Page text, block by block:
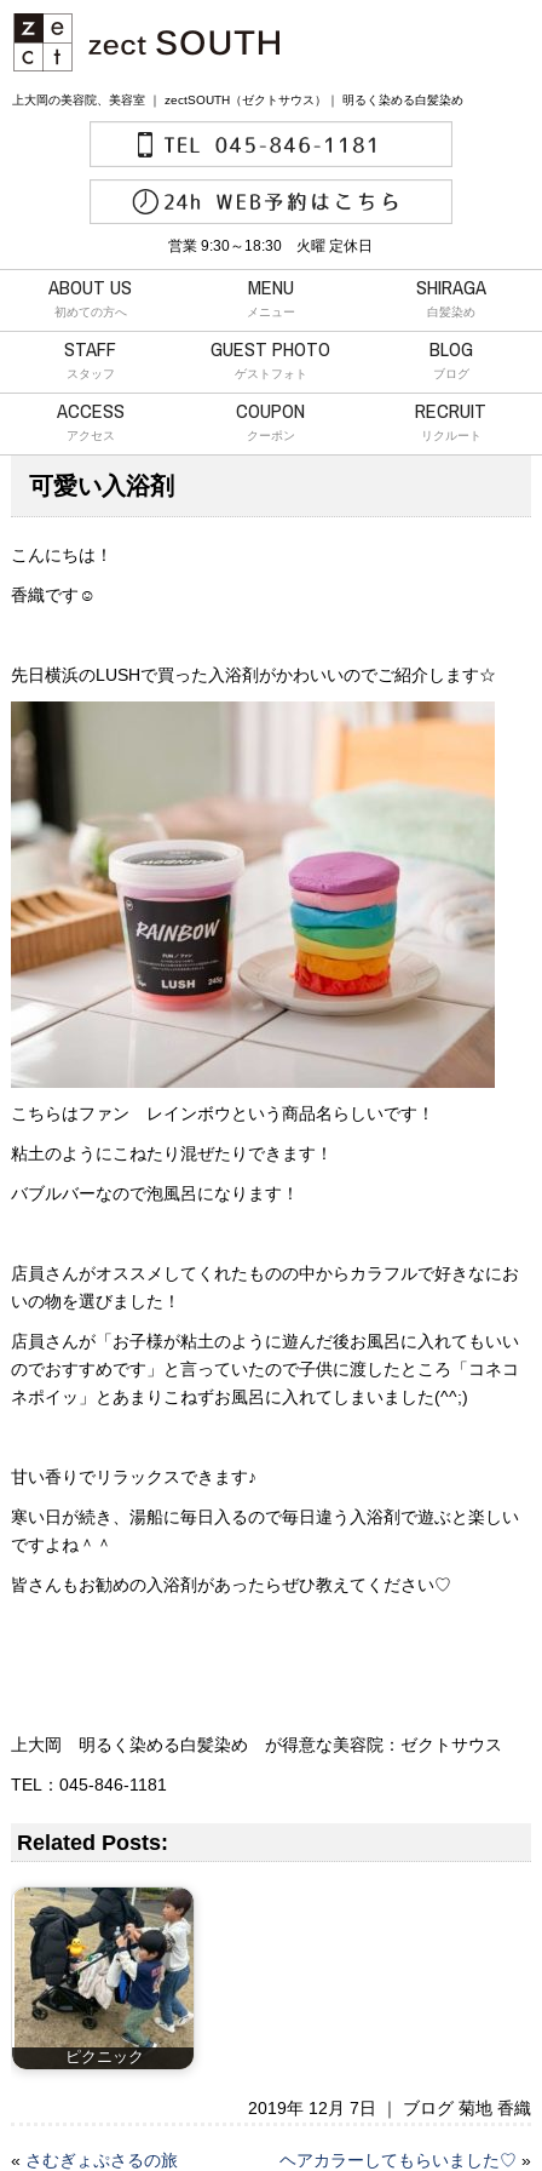
上大岡の美容院、美容室 ｜ zectSOUTH（ゼクトサウス）｜ 明るく染める白髪染め
営業 9:30～18:30 火曜 定休日
ABOUT US
初めての方へ
MENU
メニュー
SHIRAGA
白髪染め
STAFF
スタッフ
GUEST PHOTO
ゲストフォト
BLOG
ブログ
ACCESS
アクセス
COUPON
クーポン
RECRUIT
リクルート
可愛い入浴剤
こんにちは！
香織です☺
先日横浜のLUSHで買った入浴剤がかわいいのでご紹介します☆
こちらはファン レインボウという商品名らしいです！
粘土のようにこねたり混ぜたりできます！
バブルバーなので泡風呂になります！
店員さんがオススメしてくれたものの中からカラフルで好きなにお
いの物を選びました！
店員さんが「お子様が粘土のように遊んだ後お風呂に入れてもいい
のでおすすめです」と言っていたので子供に渡したところ「コネコ
ネポイッ」とあまりこねずお風呂に入れてしまいました(^^;)
甘い香りでリラックスできます♪
寒い日が続き、湯船に毎日入るので毎日違う入浴剤で遊ぶと楽しい
ですよね＾＾
皆さんもお勧めの入浴剤があったらぜひ教えてください♡
上大岡 明るく染める白髪染め が得意な美容院：ゼクトサウス
TEL：045-846-1181
Related Posts:
ピクニック
2019年 12月 7日 ｜ ブログ 菊地 香織
« さむぎょぷさるの旅 ヘアカラーしてもらいました♡ »